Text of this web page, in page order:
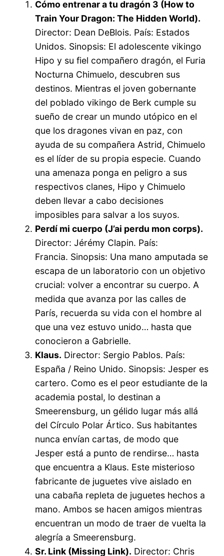
Cómo entrenar a tu dragón 3 (How to
Train Your Dragon: The Hidden World).
Director: Dean DeBlois. País: Estados
Unidos. Sinopsis: El adolescente vikingo
Hipo y su fiel compañero dragón, el Furia
Nocturna Chimuelo, descubren sus
destinos. Mientras el joven gobernante
del poblado vikingo de Berk cumple su
sueño de crear un mundo utópico en el
que los dragones vivan en paz, con
ayuda de su compañera Astrid, Chimuelo
es el líder de su propia especie. Cuando
una amenaza ponga en peligro a sus
respectivos clanes, Hipo y Chimuelo
deben llevar a cabo decisiones
imposibles para salvar a los suyos.
Perdí mi cuerpo (J’ai perdu mon corps).
Director: Jérémy Clapin. País:
Francia. Sinopsis: Una mano amputada se
escapa de un laboratorio con un objetivo
crucial: volver a encontrar su cuerpo. A
medida que avanza por las calles de
París, recuerda su vida con el hombre al
que una vez estuvo unido… hasta que
conocieron a Gabrielle.
Klaus. Director: Sergio Pablos. País:
España / Reino Unido. Sinopsis: Jesper es
cartero. Como es el peor estudiante de la
academia postal, lo destinan a
Smeerensburg, un gélido lugar más allá
del Círculo Polar Ártico. Sus habitantes
nunca envían cartas, de modo que
Jesper está a punto de rendirse… hasta
que encuentra a Klaus. Este misterioso
fabricante de juguetes vive aislado en
una cabaña repleta de juguetes hechos a
mano. Ambos se hacen amigos mientras
encuentran un modo de traer de vuelta la
alegría a Smeerensburg.
Sr. Link (Missing Link). Director: Chris